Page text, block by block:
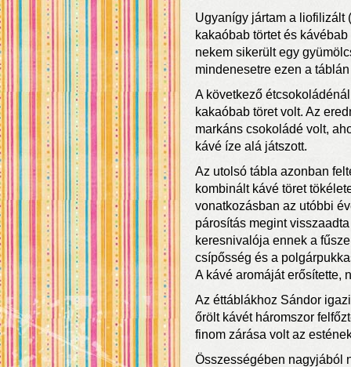
Ugyanígy jártam a liofilizált
kakaóbab törtet és
nekem sikerült egy
mindenesetre ezen a
A következő
kakaóbab töret volt. Az
markáns csokoládé volt,
kávé íze alá játszott.
Az utolsó tábla azonban
kombinált kávé töret
vonatkozásban az utóbbi
párosítás megint
keresnivalója ennek a
csípősség és a
A kávé aromáját erősítette,
Az éttáblákhoz Sándor
őrölt kávét háromszor
finom zárása volt az
Összességében nagyjából